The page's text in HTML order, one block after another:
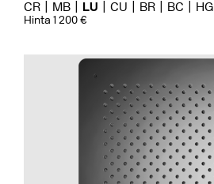
CR MB LU CU BR BC HG
Hinta 1 200 €